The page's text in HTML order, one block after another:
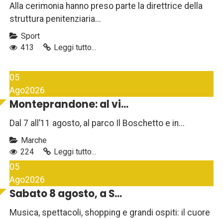
Alla cerimonia hanno preso parte la direttrice della
struttura penitenziaria...
Sport
413
Leggi tutto...
05
Ago2026
Monteprandone: al vi...
Dal 7 all’11 agosto, al parco Il Boschetto e in...
Marche
224
Leggi tutto...
05
Ago2026
Sabato 8 agosto, a S...
Musica, spettacoli, shopping e grandi ospiti: il cuore